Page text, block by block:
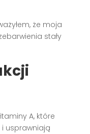
że moja
stały
A, które
usprawniają